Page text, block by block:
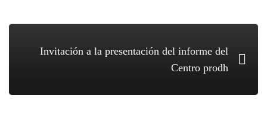
Invitación a la presentación del informe del
Centro prodh